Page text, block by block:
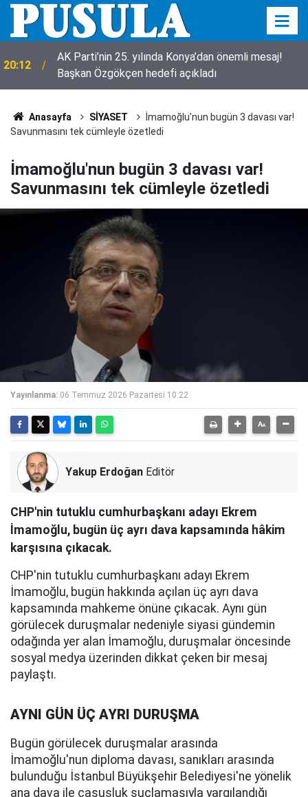
AK Parti’nin 25. yılında Konya’dan önemli mesaj!
Başkan Özgökçen hedefi açıkladı
19:00
Çakmak gazı soluyan 5 yaşındaki çocuk yaşamını
yitirdi
Anasayfa SİYASET
İmamoğlu'nun bugün 3 davası var!
Savunmasını tek cümleyle özetledi
İmamoğlu'nun bugün 3 davası var!
Savunmasını tek cümleyle özetledi
Yayınlanma: 06 Temmuz 2026 Pazartesi 10:22
Yakup Erdoğan Editör
CHP'nin tutuklu cumhurbaşkanı adayı Ekrem
İmamoğlu, bugün üç ayrı dava kapsamında hâkim
karşısına çıkacak.
CHP'nin tutuklu cumhurbaşkanı adayı Ekrem
İmamoğlu, bugün hakkında açılan üç ayrı dava
kapsamında mahkeme önüne çıkacak. Aynı gün
görülecek duruşmalar nedeniyle siyasi gündemin
odağında yer alan İmamoğlu, duruşmalar öncesinde
sosyal medya üzerinden dikkat çeken bir mesaj
paylaştı.
AYNI GÜN ÜÇ AYRI DURUŞMA
Bugün görülecek duruşmalar arasında
İmamoğlu'nun diploma davası, sanıkları arasında
bulunduğu İstanbul Büyükşehir Belediyesi'ne yönelik
ana dava ile casusluk suçlamasıyla yargılandığı